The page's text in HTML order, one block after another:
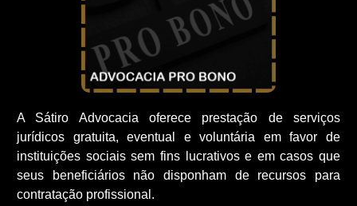
A Sátiro Advocacia oferece prestação de serviços
jurídicos gratuita, eventual e voluntária em favor de
instituições sociais sem fins lucrativos e em casos que
seus beneficiários não disponham de recursos para
contratação profissional.